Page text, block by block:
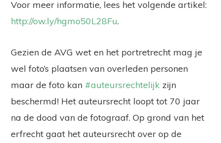
Voor meer informatie, lees het volgende artikel:
http://ow.ly/hgmo50L28Fu.
Gezien de AVG wet en het portretrecht mag je
wel foto’s plaatsen van overleden personen
maar de foto kan #auteursrechtelijk zijn
beschermd! Het auteursrecht loopt tot 70 jaar
na de dood van de fotograaf. Op grond van het
erfrecht gaat het auteursrecht over op de